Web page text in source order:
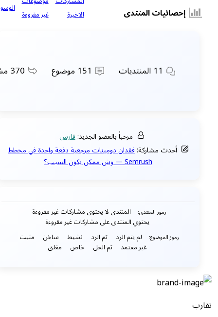
إحصائيات المنتدى
الاخيرة
غير مقروءة
الوسوم
11 المنتديات 151موضوع 370
مرحباً بالعضو الجديد:فارس
أحدث مشاركة:فقدان دومينات مرجعية دفعة واحدة في مخطط
Semrush — وش ممكن يكون السبب؟
رموز المنتدى: المنتدى لا يحتوي مشاركات غير مقروءة
يحتوي المنتدى على مشاركات غير مقروءة
رموز الموضوع: لم يتم الرد تم الرد نشيط ساخن مثبت
غير معتمد تم الحل خاص مغلق
تقارب